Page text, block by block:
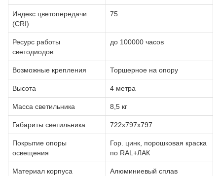
Индекс цветопередачи
(CRI)
75
Ресурс работы
светодиодов
до 100000 часов
Возможные крепления Торшерное на опору
Высота 4 метра
Масса светильника 8,5 кг
Габариты светильника 722х797х797
Покрытие опоры
освещения
Гор. цинк, порошковая краска
по RAL+ЛАК
Материал корпуса
Алюминиевый сплав